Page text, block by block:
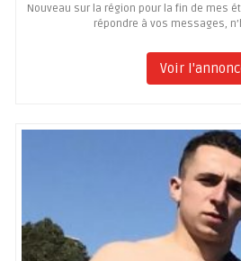
Nouveau sur la région pour la fin de mes
répondre à vos messages,
Voir